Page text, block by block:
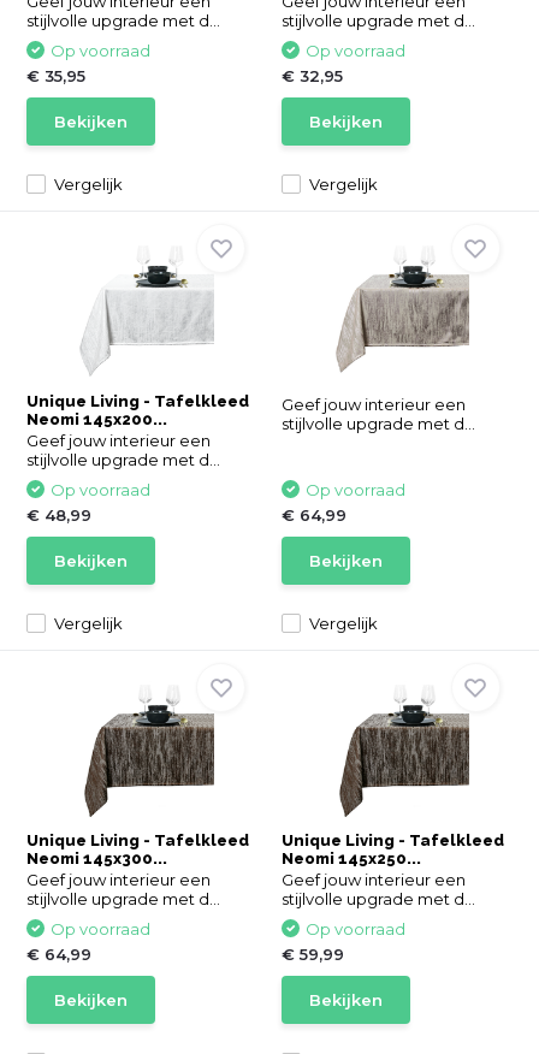
stijlvolle upgrade met d...
Vergelijk
Op voorraad
€ 35,95
Bekijken
stijlvolle upgrade met d...
Vergelijk
Op voorraad
€ 32,95
Bekijken
Unique Living - Tafelkleed
Neomi 145x200...
Geef jouw interieur een
stijlvolle upgrade met d...
Vergelijk
Op voorraad
€ 48,99
Bekijken
Geef jouw interieur een
stijlvolle upgrade met d...
Vergelijk
Op voorraad
€ 64,99
Bekijken
Unique Living - Tafelkleed
Neomi 145x300...
Geef jouw interieur een
stijlvolle upgrade met d...
Op voorraad
€ 64,99
Bekijken
Unique Living - Tafelkleed
Neomi 145x250...
Geef jouw interieur een
stijlvolle upgrade met d...
Op voorraad
€ 59,99
Bekijken